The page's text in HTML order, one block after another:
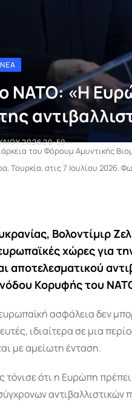
ΝΈΑ
ΝΑΤΟ: «Η
2026 20:59
του Φόρουμ Αμυντικής
Τουρκία, στις 7 Ιουλίου
Βολοντίμιρ
χώρες για
αποτελεσματικού
Κορυφής του
ασφάλεια δεν
ιδιαίτερα σε μια
με αμείωτη ένταση.
ότι η Ευρώπη